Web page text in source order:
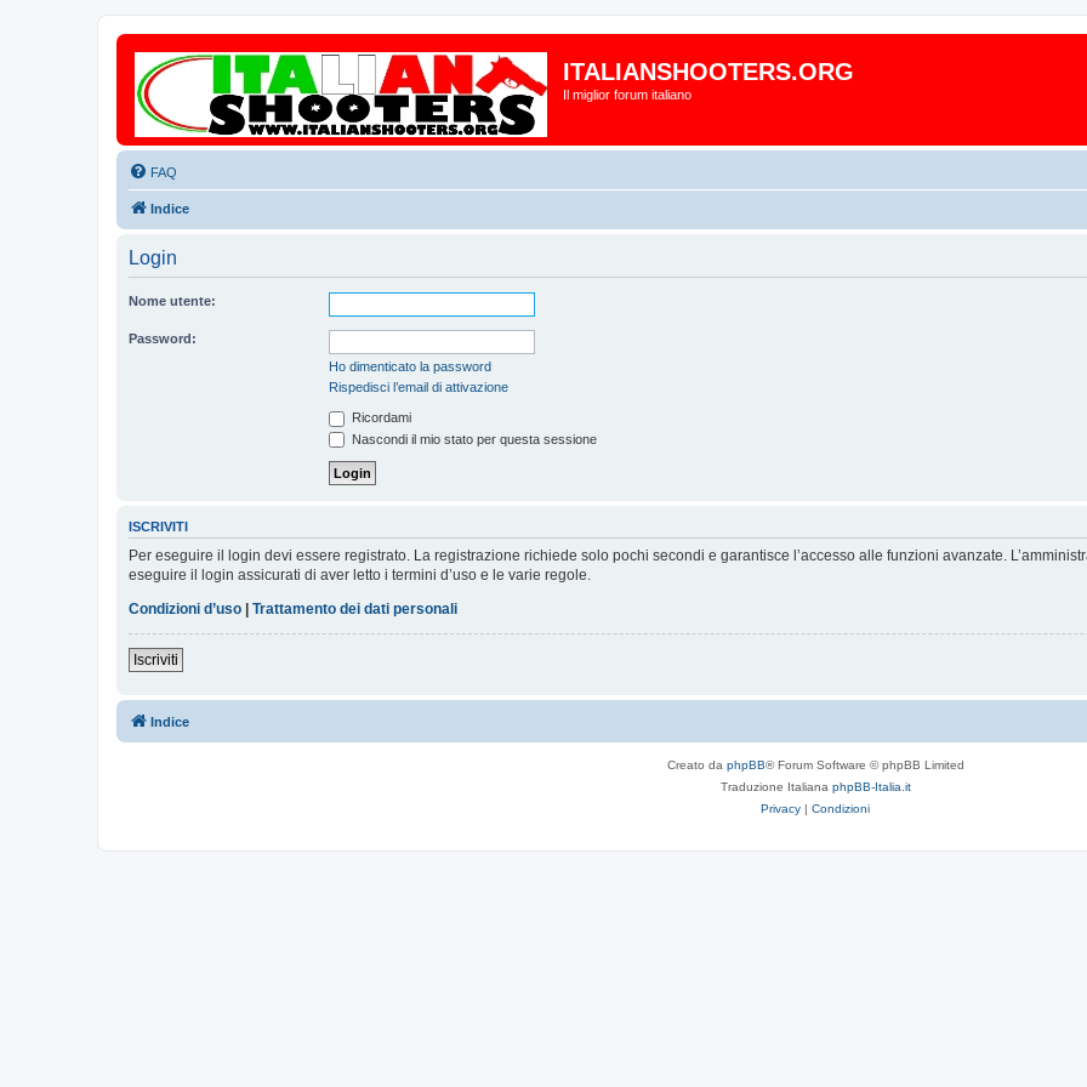
ITALIANSHOOTERS.ORG
Il miglior forum italiano
FAQ
Indice
Login
Nome utente:
Password:
Ho dimenticato la password
Rispedisci l’email di attivazione
Ricordami
Nascondi il mio stato per questa sessione
ISCRIVITI
Per eseguire il login devi essere registrato. La registrazione richiede solo pochi secondi e garantisce l’accesso alle funzioni avanzate.
eseguire il login assicurati di aver letto i termini d’uso e le varie regole.
Condizioni d’uso | Trattamento dei dati personali
Iscriviti
Indice
Creato da phpBB® Forum Software © phpBB Limited
Traduzione Italiana phpBB-Italia.it
Privacy | Condizioni